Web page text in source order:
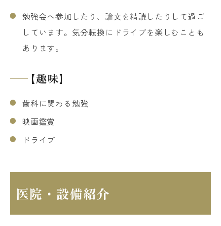
勉強会へ参加したり、論文を精読したりして過ご
しています。気分転換にドライブを楽しむことも
あります。
【趣味】
歯科に関わる勉強
映画鑑賞
ドライブ
医院・設備紹介